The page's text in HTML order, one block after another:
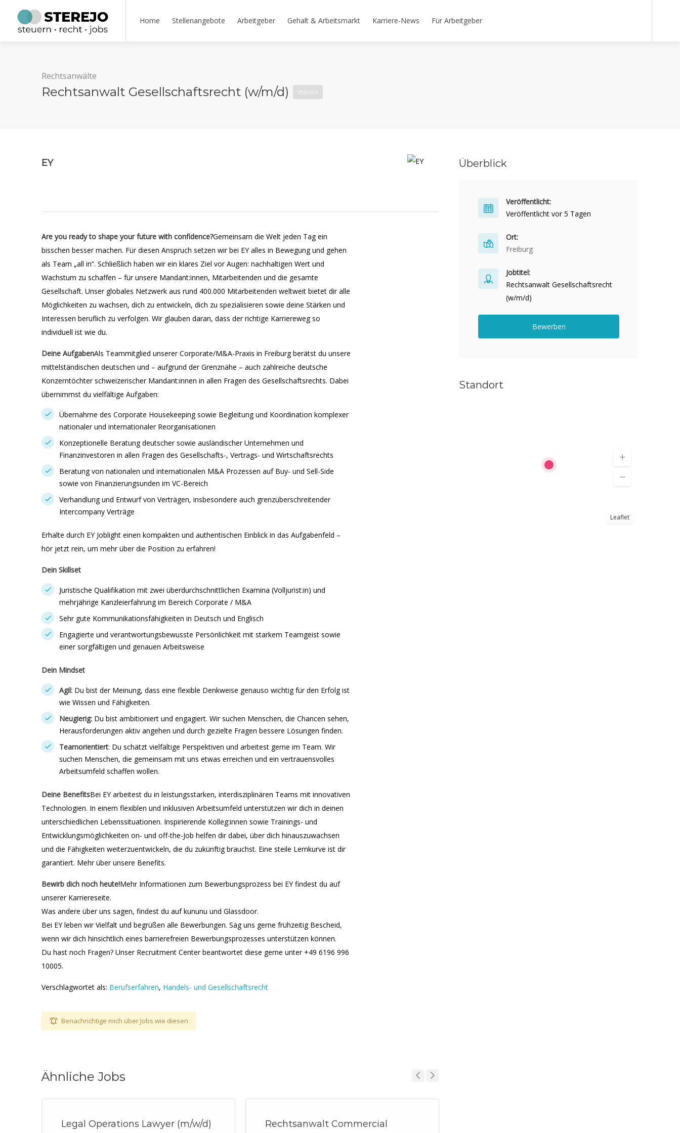
Home Stellenangebote Arbeitgeber Gehalt & Arbeitsmarkt Karriere-News Für Arbeitgeber
Rechtsanwälte
Rechtsanwalt Gesellschaftsrecht (w/m/d) Vollzeit
EY
Are you ready to shape your future with confidence?Gemeinsam die Welt jeden Tag ein
bisschen besser machen. Für diesen Anspruch setzen wir bei EY alles in Bewegung und gehen
als Team „all in“. Schließlich haben wir ein klares Ziel vor Augen: nachhaltigen Wert und
Wachstum zu schaffen – für unsere Mandant:innen, Mitarbeitenden und die gesamte
Gesellschaft. Unser globales Netzwerk aus rund 400.000 Mitarbeitenden weltweit bietet dir alle
Möglichkeiten zu wachsen, dich zu entwickeln, dich zu spezialisieren sowie deine Stärken und
Interessen beruflich zu verfolgen. Wir glauben daran, dass der richtige Karriereweg so
individuell ist wie du.
Deine AufgabenAls Teammitglied unserer Corporate/M&A-Praxis in Freiburg berätst du unsere
mittelständischen deutschen und – aufgrund der Grenznähe – auch zahlreiche deutsche
Konzerntöchter schweizerischer Mandant:innen in allen Fragen des Gesellschaftsrechts. Dabei
übernimmst du vielfältige Aufgaben:
Übernahme des Corporate Housekeeping sowie Begleitung und Koordination komplexer
nationaler und internationaler Reorganisationen
Konzeptionelle Beratung deutscher sowie ausländischer Unternehmen und
Finanzinvestoren in allen Fragen des Gesellschafts-, Vertrags- und Wirtschaftsrechts
Beratung von nationalen und internationalen M&A Prozessen auf Buy- und Sell-Side
sowie von Finanzierungsunden im VC-Bereich
Verhandlung und Entwurf von Verträgen, insbesondere auch grenzüberschreitender
Intercompany Verträge
Erhalte durch EY Joblight einen kompakten und authentischen Einblick in das Aufgabenfeld –
hör jetzt rein, um mehr über die Position zu erfahren!
Dein Skillset
Juristische Qualifikation mit zwei überdurchschnittlichen Examina (Volljurist:in) und
mehrjährige Kanzleierfahrung im Bereich Corporate / M&A
Sehr gute Kommunikationsfähigkeiten in Deutsch und Englisch
Engagierte und verantwortungsbewusste Persönlichkeit mit starkem Teamgeist sowie
einer sorgfältigen und genauen Arbeitsweise
Dein Mindset
Agil: Du bist der Meinung, dass eine flexible Denkweise genauso wichtig für den Erfolg ist
wie Wissen und Fähigkeiten.
Neugierig: Du bist ambitioniert und engagiert. Wir suchen Menschen, die Chancen sehen,
Herausforderungen aktiv angehen und durch gezielte Fragen bessere Lösungen finden.
Teamorientiert: Du schätzt vielfältige Perspektiven und arbeitest gerne im Team. Wir
suchen Menschen, die gemeinsam mit uns etwas erreichen und ein vertrauensvolles
Arbeitsumfeld schaffen wollen.
Deine BenefitsBei EY arbeitest du in leistungsstarken, interdisziplinären Teams mit innovativen
Technologien. In einem flexiblen und inklusiven Arbeitsumfeld unterstützen wir dich in deinen
unterschiedlichen Lebenssituationen. Inspirierende Kolleg:innen sowie Trainings- und
Entwicklungsmöglichkeiten on- und off-the-Job helfen dir dabei, über dich hinauszuwachsen
und die Fähigkeiten weiterzuentwickeln, die du zukünftig brauchst. Eine steile Lernkurve ist dir
garantiert. Mehr über unsere Benefits.
Bewirb dich noch heute!Mehr Informationen zum Bewerbungsprozess bei EY findest du auf
unserer Karriereseite.
Was andere über uns sagen, findest du auf kununu und Glassdoor.
Bei EY leben wir Vielfalt und begrüßen alle Bewerbungen. Sag uns gerne frühzeitig Bescheid,
wenn wir dich hinsichtlich eines barrierefreien Bewerbungsprozesses unterstützen können.
Du hast noch Fragen? Unser Recruitment Center beantwortet diese gerne unter +49 6196 996
10005.
Verschlagwortet als: Berufserfahren, Handels- und Gesellschaftsrecht
Benachrichtige mich über Jobs wie diesen
Ähnliche Jobs
Legal Operations Lawyer (m/w/d)
Rechtsanwalt Commercial
Überblick
Veröffentlicht:
Veröffentlicht vor 5 Tagen
Ort:
Freiburg
Jobtitel:
Rechtsanwalt Gesellschaftsrecht
(w/m/d)
Bewerben
Standort
Leaflet